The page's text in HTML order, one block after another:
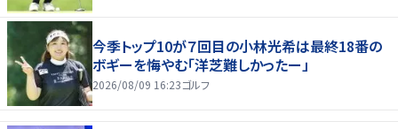
今季トップ10が７回目の小林光希は最終18番の
ボギーを悔やむ「洋芝難しかったー」
2026/08/09 16:23ゴルフ